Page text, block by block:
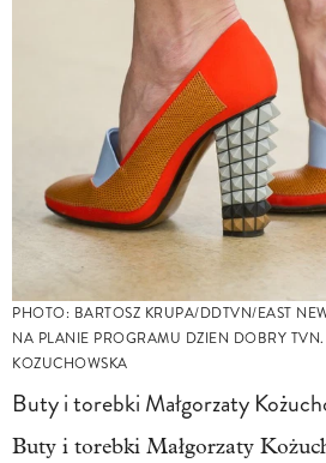
PHOTO: BARTOSZ KRUPA/DDTVN/EAST
NA PLANIE PROGRAMU DZIEN DOBRY
KOZUCHOWSKA
Buty i torebki Małgorzaty
Buty i torebki Małgorzaty